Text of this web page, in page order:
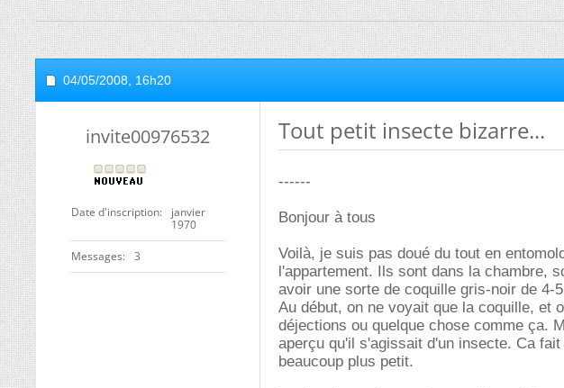
04/05/2008, 16h20
invite00976532
Date d'inscription
janvier
1970
Messages 3
Tout petit insecte bizarre...
------
Bonjour à tous
Voilà, je suis pas doué du tout en
l'appartement. Ils sont dans la chambre,
avoir une sorte de coquille gris-noir de 4-
Au début, on ne voyait que la coquille, et
déjections ou quelque chose comme ça.
aperçu qu'il s'agissait d'un insecte. Ca
beaucoup plus petit.